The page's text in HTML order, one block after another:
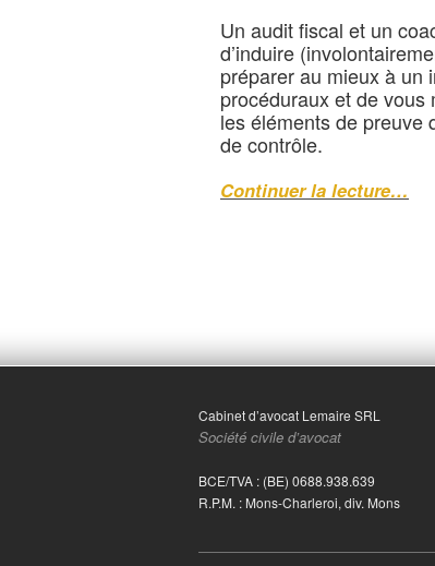
Un audit fiscal et un
d’induire
préparer au mieux à un
procéduraux et de vous
les éléments de preuve
de contrôle.
Continuer la lecture…
Cabinet d’avocat Lemaire SRL
Société civile d’avocat
BCE/TVA : (BE) 0688.938.639
R.P.M. : Mons-Charleroi, div. Mons